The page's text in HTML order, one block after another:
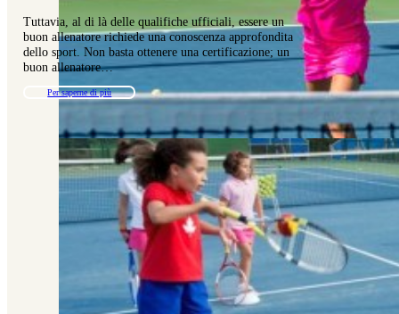
Tuttavia, al di là delle qualifiche ufficiali, essere un
buon allenatore richiede una conoscenza approfondita
dello sport. Non basta ottenere una certificazione; un
buon allenatore…
Per saperne di più